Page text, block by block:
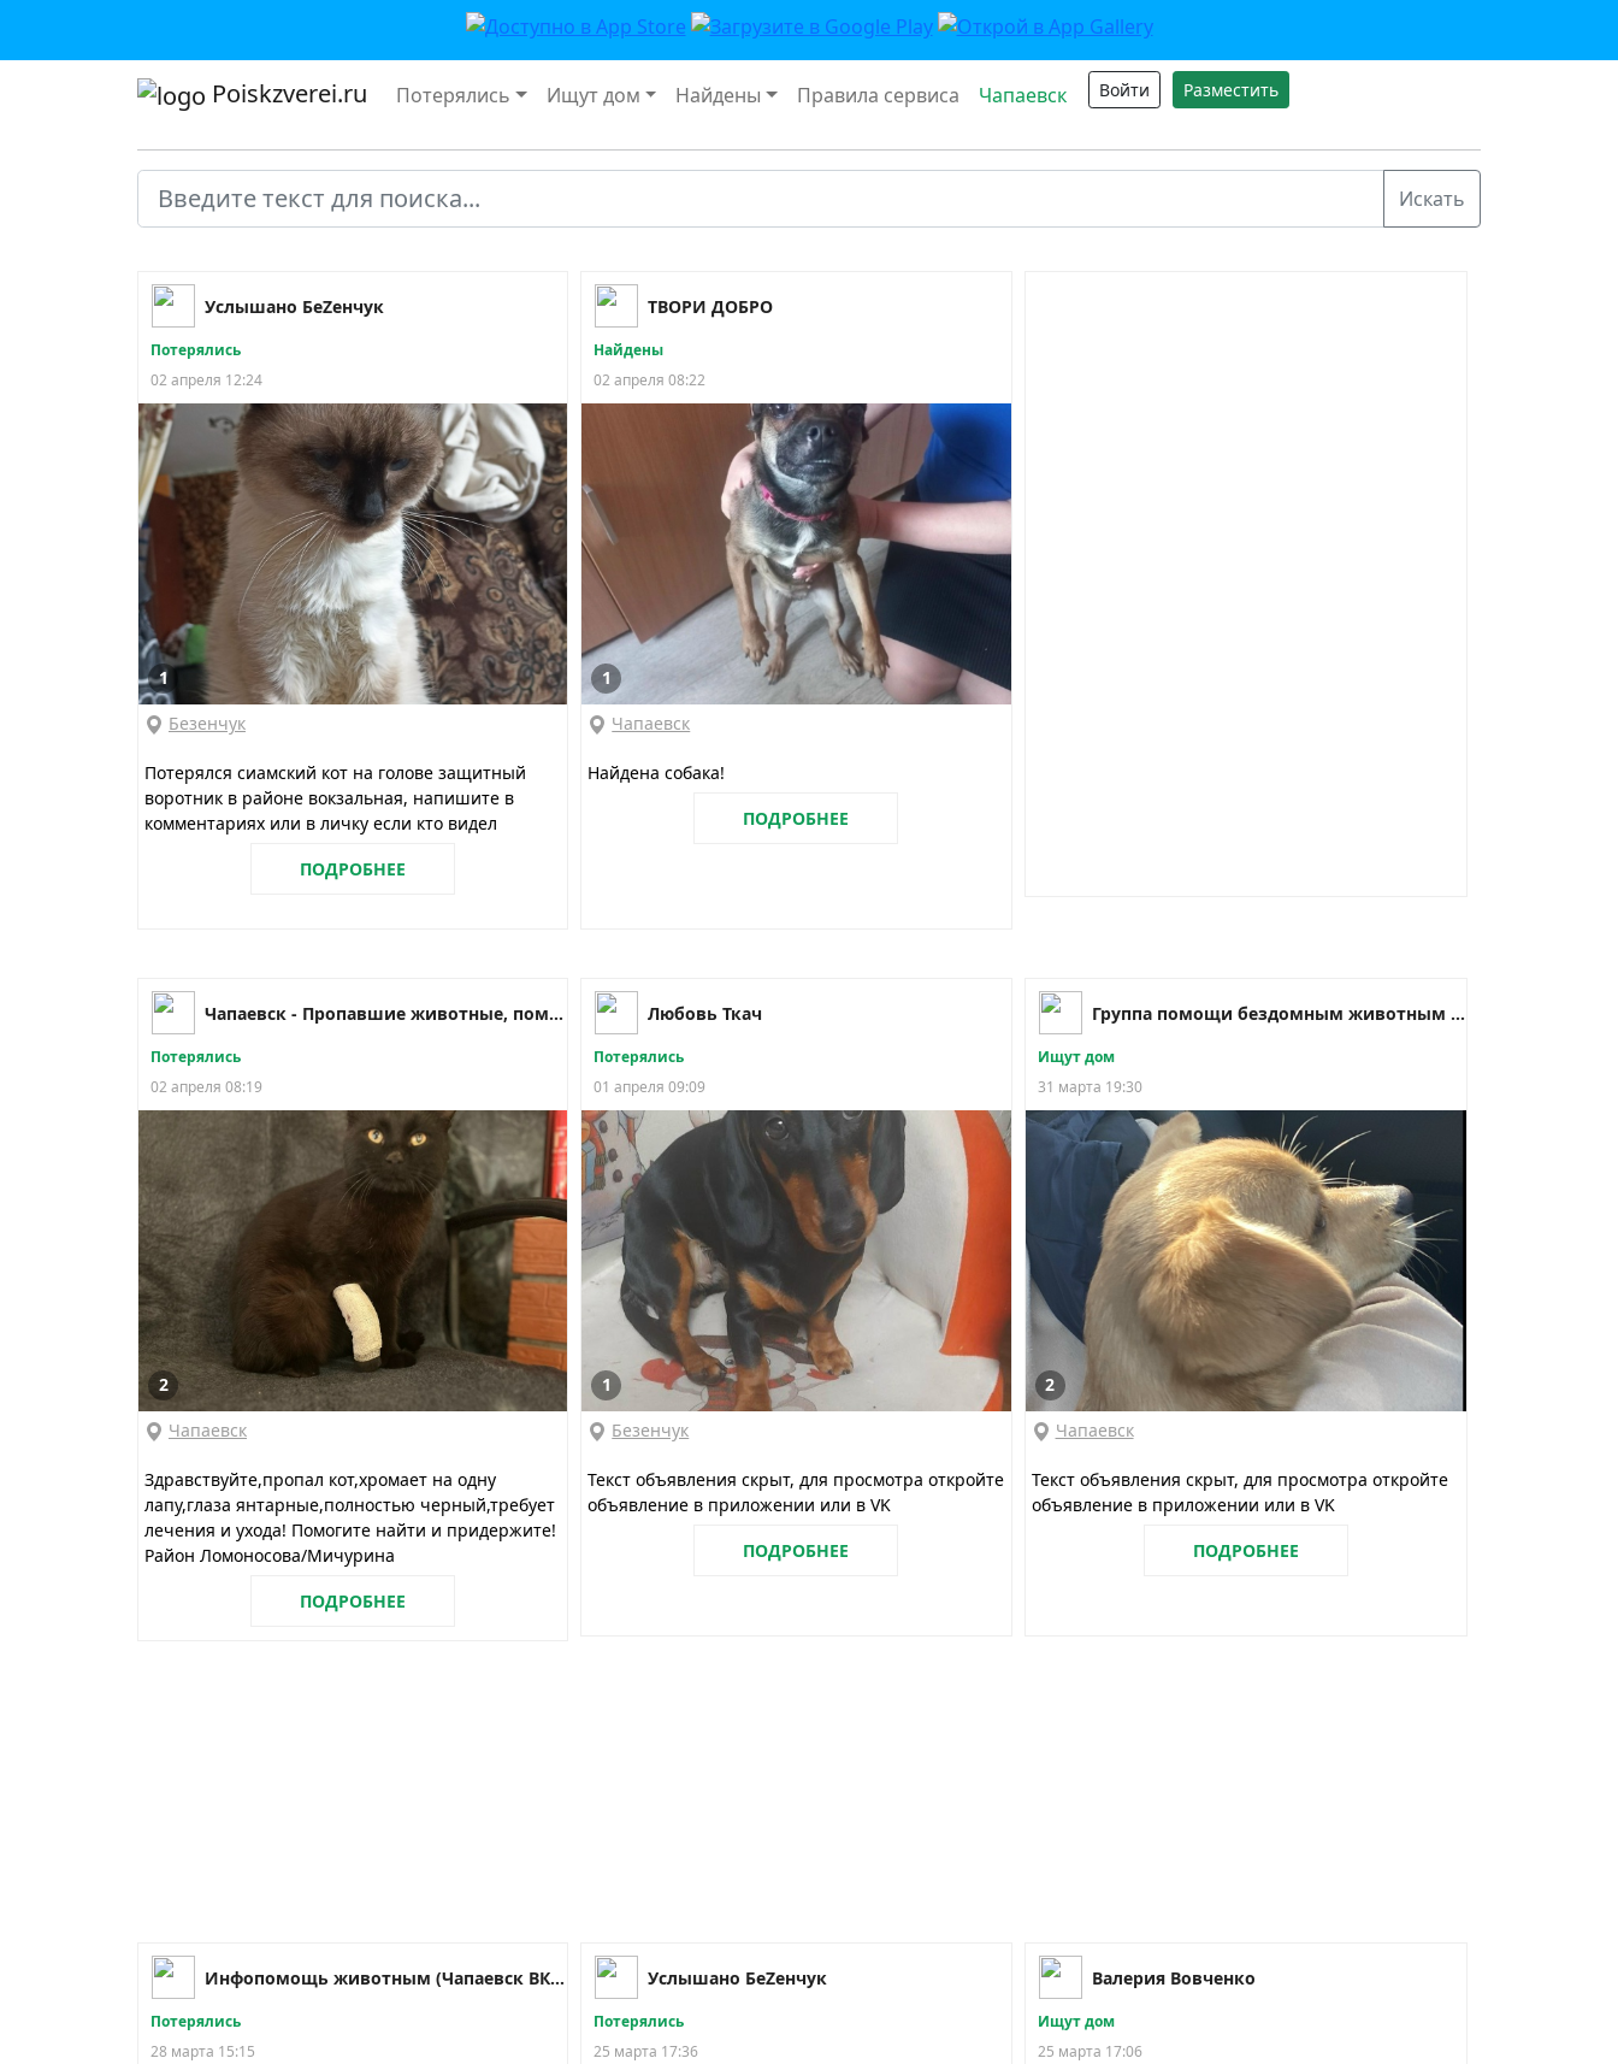
Poiskzverei.ru Потерялись Ищут дом Найдены Правила сервиса Чапаевск Войти Разместить
Услышано БеZенчук
Потерялись
02 апреля 12:24
1
Безенчук
Потерялся сиамский кот на голове защитный
воротник в районе вокзальная, напишите в
комментариях или в личку если кто видел
ПОДРОБНЕЕ
ТВОРИ ДОБРО
Найдены
02 апреля 08:22
1
Чапаевск
Найдена собака!
ПОДРОБНЕЕ
Чапаевск - Пропавшие животные, помощь животным
Потерялись
02 апреля 08:19
2
Чапаевск
Здравствуйте,пропал кот,хромает на одну
лапу,глаза янтарные,полностью черный,требует
лечения и ухода! Помогите найти и придержите!
Район Ломоносова/Мичурина
ПОДРОБНЕЕ
Любовь Ткач
Потерялись
01 апреля 09:09
1
Безенчук
Текст объявления скрыт, для просмотра откройте
объявление в приложении или в VK
ПОДРОБНЕЕ
Группа помощи бездомным животным г.о. Чапаевск
Ищут дом
31 марта 19:30
2
Чапаевск
Текст объявления скрыт, для просмотра откройте
объявление в приложении или в VK
ПОДРОБНЕЕ
Инфопомощь животным (Чапаевск ВКурсе)
Потерялись
28 марта 15:15
Услышано БеZенчук
Потерялись
25 марта 17:36
Валерия Вовченко
Ищут дом
25 марта 17:06